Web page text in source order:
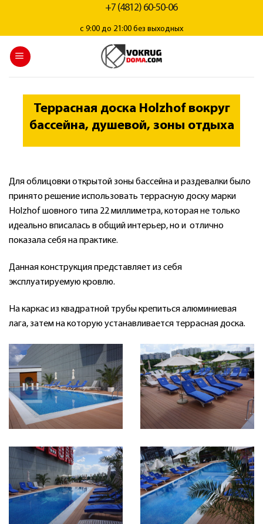
+7 (4812) 60-50-06
с 9:00 до 21:00 без выходных
Террасная доска Holzhof вокруг
бассейна, душевой, зоны отдыха
Для облицовки открытой зоны бассейна и раздевалки было
принято решение использовать террасную доску марки
Holzhof шовного типа 22 миллиметра, которая не только
идеально вписалась в общий интерьер, но и отлично
показала себя на практике.
Данная конструкция представляет из себя
эксплуатируемую кровлю.
На каркас из квадратной трубы крепиться алюминиевая
лага, затем на которую устанавливается террасная доска.